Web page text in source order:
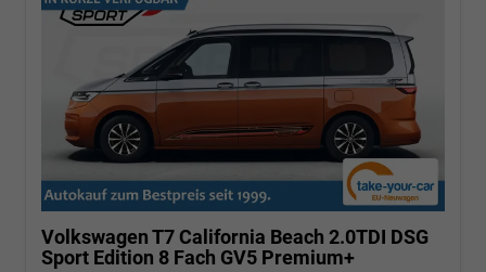
Volkswagen T7 California Beach 2.0TDI DSG
Sport Edition 8 Fach GV5 Premium+